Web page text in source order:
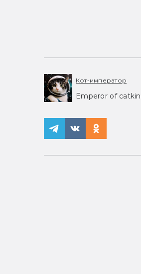
Кот-император
Emperor of